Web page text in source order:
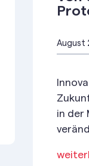
August
in der
mehr